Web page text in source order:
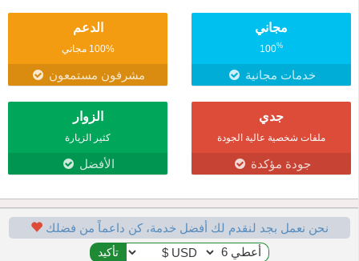
مجاني
100%
خدمات مجانية
الدعم
100% مجاني
مشرفون مستمعون
جدي
ملفات شخصية عالية الجودة
جودة مؤكدة
الزوار
كثير الزيارة
الأفضل
نحن نعمل بجد لنقدم لك أفضل خدمة، كن داعماً من فضلك